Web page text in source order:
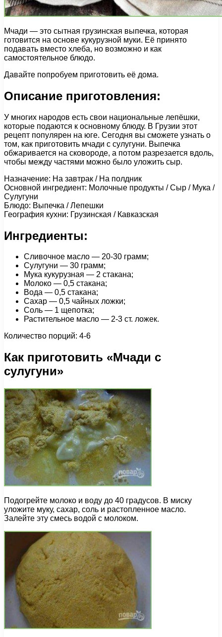
Мчади — это сытная грузинская выпечка, которая
готовится на основе кукурузной муки. Её принято
подавать вместо хлеба, но возможно и как
самостоятельное блюдо.
Давайте попробуем приготовить её дома.
Описание приготовления:
У многих народов есть свои национальные лепёшки,
которые подаются к основному блюду. В Грузии этот
рецепт популярен на юге. Сегодня вы сможете узнать о
том, как приготовить мчади с сулугуни. Выпечка
обжаривается на сковороде, а потом разрезается вдоль,
чтобы между частями можно было уложить сыр.
Назначение: На завтрак / На полдник
Основной ингредиент: Молочные продукты / Сыр / Мука /
Сулугуни
Блюдо: Выпечка / Лепешки
География кухни: Грузинская / Кавказская
Ингредиенты:
Сливочное масло — 20-30 грамм;
Сулугуни — 30 грамм;
Мука кукурузная — 2 стакана;
Молоко — 0,5 стакана;
Вода — 0,5 стакана;
Сахар — 0,5 чайных ложки;
Соль — 1 щепотка;
Растительное масло — 2-3 ст. ложек.
Количество порций: 4-6
Как приготовить «Мчади с
сулугуни»
Подогрейте молоко и воду до 40 градусов. В миску
уложите муку, сахар, соль и растопленное масло.
Залейте эту смесь водой с молоком.